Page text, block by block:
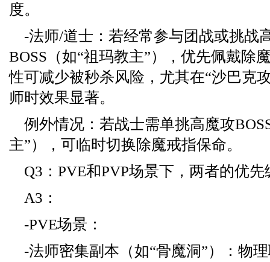
度。
-法师/道士：若经常参与团战或挑战
BOSS（如“祖玛教主”），优先佩戴除
性可减少被秒杀风险，尤其在“沙巴克
师时效果显著。
例外情况：若战士需单挑高魔攻
主”），可临时切换除魔戒指保命。
Q3：PVE和PVP场景下，两者的优
A3：
-PVE场景：
-法师密集副本（如“骨魔洞”）：物